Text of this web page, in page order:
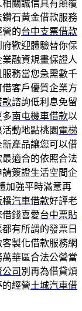
關誠信具有顛覆
鑽石黃金借款服務
的台中支票借款
歡迎體驗替你保
融資規畫保證人
務當您急需數千
客戶優質企業方
款諮詢低利息免留
多南屯機車借款以
動地點桃園 電梯
產品讓您可以借
適合的依照合法
簽證生活空間企
加強平時滿意再
橋汽車借款好評老
錢喜愛台中票貼
有所謂的發票日
製化借款服務網
萬華區合法公營當
司 別再為借貸煩
經營土城汽車借